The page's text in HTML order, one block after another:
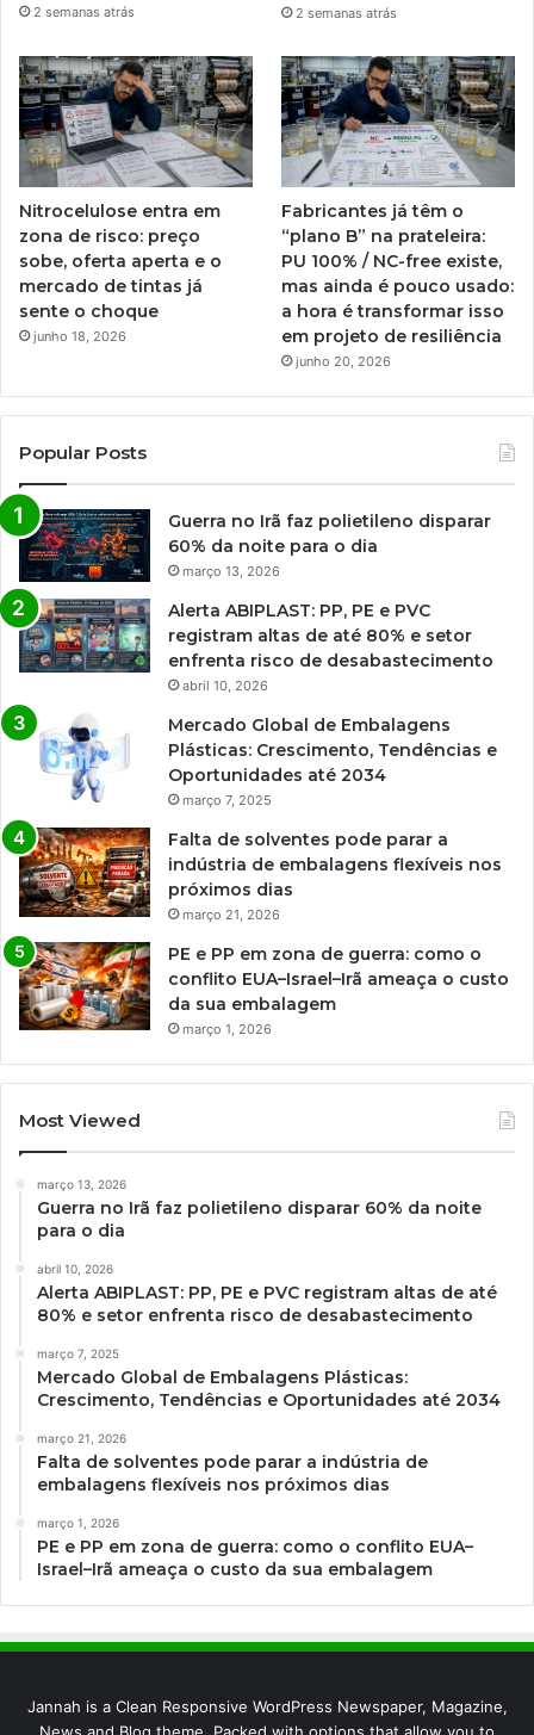
2 semanas atrás 2 semanas atrás
Nitrocelulose entra em
zona de risco: preço
sobe, oferta aperta e o
mercado de tintas já
sente o choque
junho 18, 2026
Fabricantes já têm o
“plano B” na prateleira:
PU 100% / NC-free existe,
mas ainda é pouco usado:
a hora é transformar isso
em projeto de resiliência
junho 20, 2026
Popular Posts
Guerra no Irã faz polietileno disparar
60% da noite para o dia
março 13, 2026
Alerta ABIPLAST: PP, PE e PVC
registram altas de até 80% e setor
enfrenta risco de desabastecimento
abril 10, 2026
Mercado Global de Embalagens
Plásticas: Crescimento, Tendências e
Oportunidades até 2034
março 7, 2025
Falta de solventes pode parar a
indústria de embalagens flexíveis nos
próximos dias
março 21, 2026
PE e PP em zona de guerra: como o
conflito EUA–Israel–Irã ameaça o custo
da sua embalagem
março 1, 2026
Most Viewed
março 13, 2026
Guerra no Irã faz polietileno disparar 60% da noite
para o dia
abril 10, 2026
Alerta ABIPLAST: PP, PE e PVC registram altas de até
80% e setor enfrenta risco de desabastecimento
março 7, 2025
Mercado Global de Embalagens Plásticas:
Crescimento, Tendências e Oportunidades até 2034
março 21, 2026
Falta de solventes pode parar a indústria de
embalagens flexíveis nos próximos dias
março 1, 2026
PE e PP em zona de guerra: como o conflito EUA–
Israel–Irã ameaça o custo da sua embalagem
Jannah is a Clean Responsive WordPress Newspaper, Magazine,